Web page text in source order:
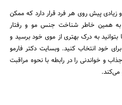
زیادی پیش روی هر فرد قرار دارد که ممکن
همین خاطر شناخت جنس مو و رفتار
به درک بهتری از موی خود برسید و
خود انتخاب کنید. وبسایت دکتر فارمو
و خواندنی را در رابطه با نحوه مراقبت
می‌کند.